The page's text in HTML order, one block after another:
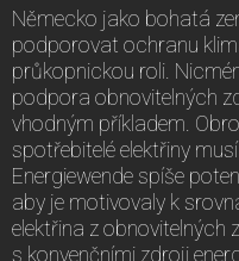
Německo jako bohatá
podporovat ochranu
průkopnickou roli.
podpora obnovitelných
vhodným příkladem.
spotřebitelé elektřiny
Energiewende spíše
aby je motivovaly k
elektřina z obnovitelných
s konvenčními zdroji